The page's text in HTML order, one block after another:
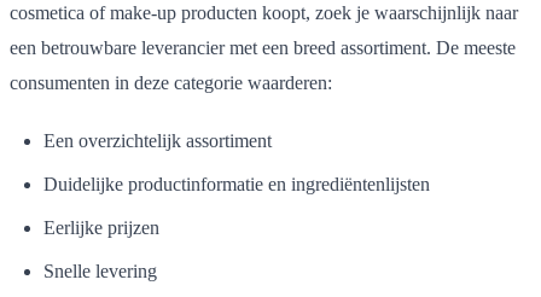
cosmetica of make-up producten koopt, zoek je waarschijnlijk naar
een betrouwbare leverancier met een breed assortiment. De meeste
consumenten in deze categorie waarderen:
Een overzichtelijk assortiment
Duidelijke productinformatie en ingrediëntenlijsten
Eerlijke prijzen
Snelle levering